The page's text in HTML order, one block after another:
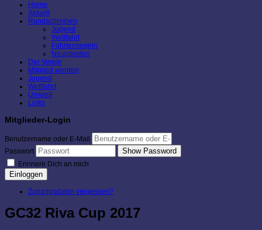
Home
Aktuell
Rundschreiben
Jugend
Wettfahrt
Fahrtensegeln
Neuigkeiten
Der Verein
Mitglied werden
Jugend
Wettfahrt
Umwelt
Links
Mitglieder-Login
Benutzername oder E-Mail
Passwort
Show Password
Erinnere Dich an mich
Einloggen
Zugangsdaten vergessen?
GC32 Riva Cup 2017